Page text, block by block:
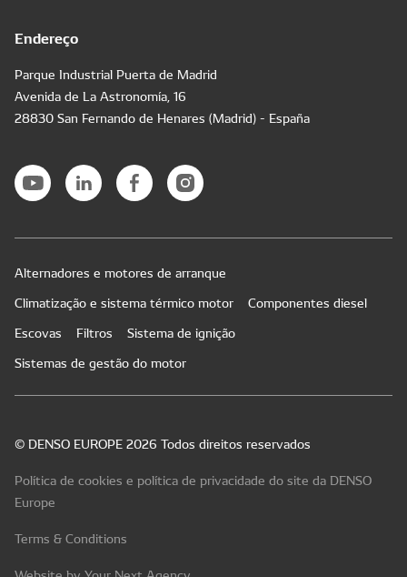
Endereço
Parque Industrial Puerta de Madrid
Avenida de La Astronomía, 16
28830 San Fernando de Henares (Madrid) - España
Alternadores e motores de arranque
Climatização e sistema térmico motor
Componentes diesel
Escovas
Filtros
Sistema de ignição
Sistemas de gestão do motor
© DENSO EUROPE 2026 Todos direitos reservados
Política de cookies e política de privacidade do site da DENSO
Europe
Terms & Conditions